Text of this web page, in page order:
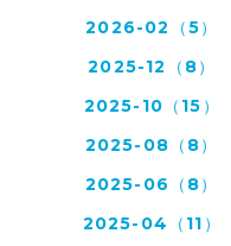
2026-02（5）
2025-12（8）
2025-10（15）
2025-08（8）
2025-06（8）
2025-04（11）